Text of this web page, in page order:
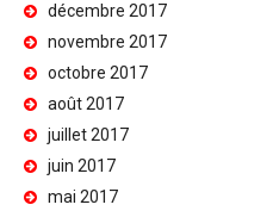
décembre 2017
novembre 2017
octobre 2017
août 2017
juillet 2017
juin 2017
mai 2017